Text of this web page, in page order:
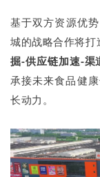
基于双方资源优
城的战略合作将打
掘-供应链加速-渠
承接未来食品健
长动力。